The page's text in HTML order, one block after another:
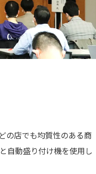
の店でも均質性のある商
自動盛り付け機を使用し